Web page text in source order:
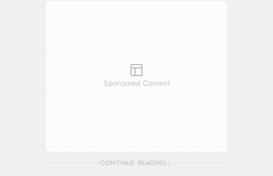
Sponsored Content
CONTINUE READING